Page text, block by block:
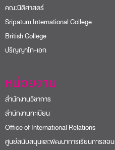
คณะนิติศาสตร์
Sripatum International College
British College
ปริญญาโท-เอก
หน่วยงาน
สำนักงานวิชาการ
สำนักงานทะเบียน
Office of International Relations
ศูนย์สนับสนุนและพัฒนาการเรียนการสอน